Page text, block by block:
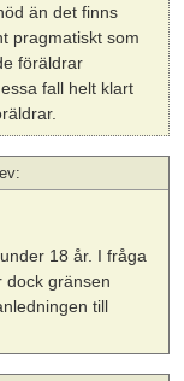
än det finns
pragmatiskt som
föräldrar
fall helt klart
18 år. I fråga
dock gränsen
till